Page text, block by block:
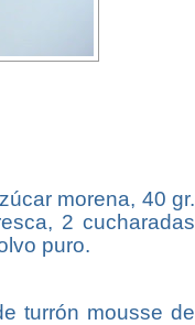
morena, 40 gr.
2 cucharadas
puro.
turrón mousse de